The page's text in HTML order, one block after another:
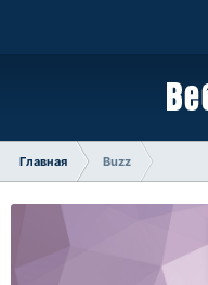
Главная Buzz